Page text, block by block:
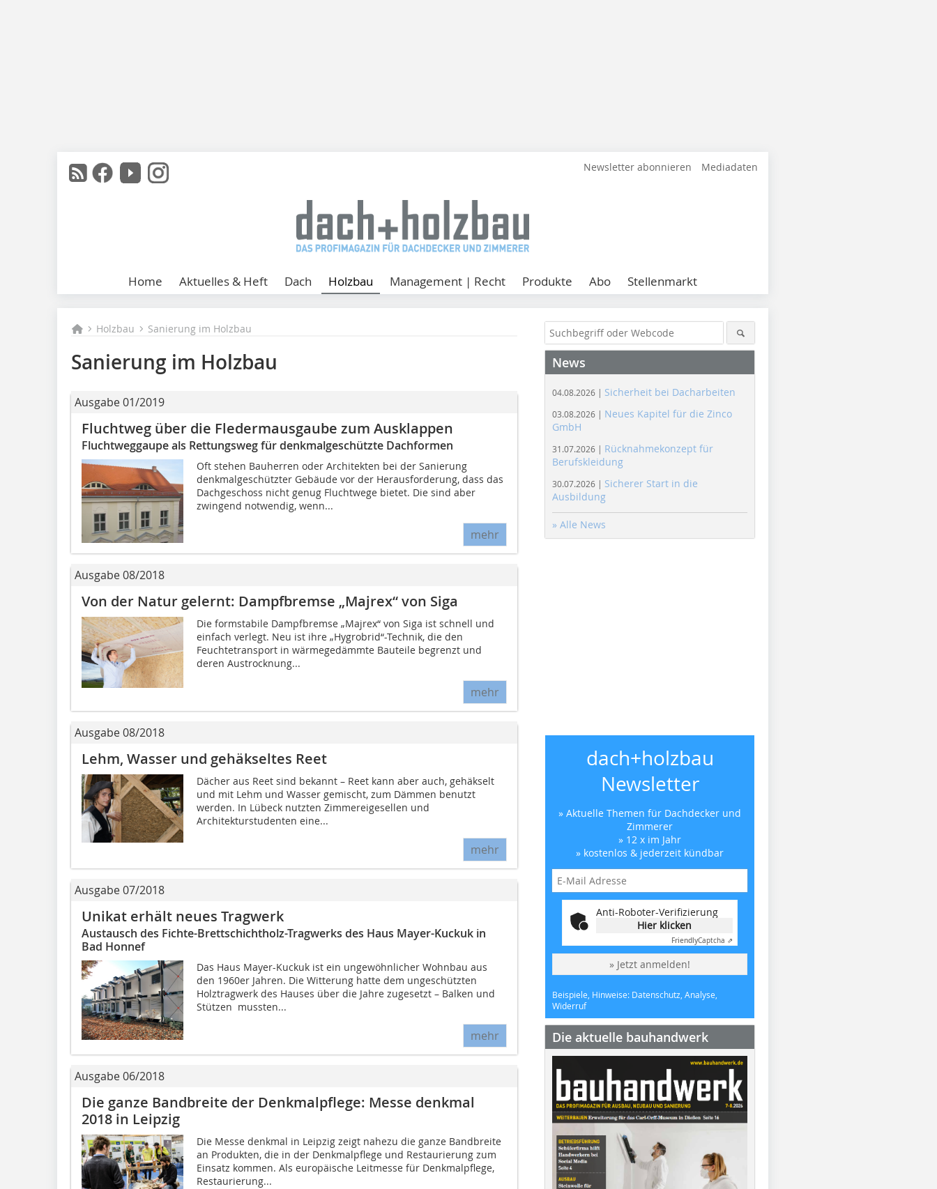
Newsletter abonnieren Mediadaten
Home Aktuelles & Heft Dach Holzbau Management | Recht Produkte Abo Stellenmarkt
Holzbau Sanierung im Holzbau
Sanierung im Holzbau
Ausgabe 01/2019
Fluchtweg über die Fledermausgaube zum Ausklappen
Fluchtweggaupe als Rettungsweg für denkmalgeschützte Dachformen
Oft stehen Bauherren oder Architekten bei der Sanierung
denkmalgeschützter Gebäude vor der Herausforderung, dass das
Dachgeschoss nicht genug Fluchtwege bietet. Die sind aber
zwingend notwendig, wenn...
mehr
Ausgabe 08/2018
Von der Natur gelernt: Dampfbremse „Majrex“ von Siga
Die formstabile Dampfbremse „Majrex“ von Siga ist schnell und
einfach verlegt. Neu ist ihre „Hygrobrid“-Technik, die den
Feuchtetransport in wärmegedämmte Bauteile begrenzt und
deren Austrocknung...
mehr
Ausgabe 08/2018
Lehm, Wasser und gehäkseltes Reet
Dächer aus Reet sind bekannt – Reet kann aber auch, gehäkselt
und mit Lehm und Wasser gemischt, zum Dämmen benutzt
werden. In Lübeck nutzten Zimmereigesellen und
Architekturstudenten eine...
mehr
Ausgabe 07/2018
Unikat erhält neues Tragwerk
Austausch des Fichte-Brettschichtholz-Tragwerks des Haus Mayer-Kuckuk in
Bad Honnef
Das Haus Mayer-Kuckuk ist ein ungewöhnlicher Wohnbau aus
den 1960er Jahren. Die Witterung hatte dem ungeschützten
Holztragwerk des Hauses über die Jahre zugesetzt – Balken und
Stützen mussten...
mehr
Ausgabe 06/2018
Die ganze Bandbreite der Denkmalpflege: Messe denkmal
2018 in Leipzig
Die Messe denkmal in Leipzig zeigt nahezu die ganze Bandbreite
an Produkten, die in der Denkmalpflege und Restaurierung zum
Einsatz kommen. Als europäische Leitmesse für Denkmalpflege,
Restaurierung...
News
04.08.2026 | Sicherheit bei Dacharbeiten
03.08.2026 | Neues Kapitel für die Zinco
GmbH
31.07.2026 | Rücknahmekonzept für
Berufskleidung
30.07.2026 | Sicherer Start in die
Ausbildung
» Alle News
dach+holzbau
Newsletter
» Aktuelle Themen für Dachdecker und
Zimmerer
» 12 x im Jahr
» kostenlos & jederzeit kündbar
Anti-Roboter-Verifizierung
Hier klicken
FriendlyCaptcha ⇗
» Jetzt anmelden!
Beispiele, Hinweise: Datenschutz, Analyse,
Widerruf
Die aktuelle bauhandwerk